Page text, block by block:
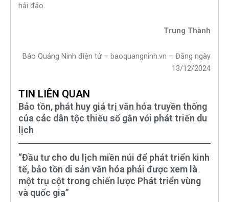
hải đảo.
Trung Thành
Báo Quảng Ninh điện tử – baoquangninh.vn – Đăng ngày
13/12/2024
TIN LIÊN QUAN
Bảo tồn, phát huy giá trị văn hóa truyền thống
của các dân tộc thiểu số gắn với phát triển du
lịch
“Đầu tư cho du lịch miền núi để phát triển kinh
tế, bảo tồn di sản văn hóa phải được xem là
một trụ cột trong chiến lược Phát triển vùng
và quốc gia”